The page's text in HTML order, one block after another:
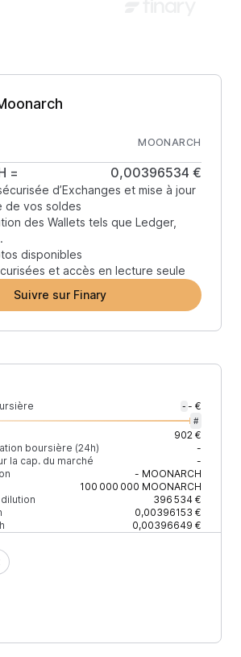
MOONARCH
= 0,00396534 €
d’Exchanges et mise à jour
de vos soldes
des Wallets tels que Ledger,
disponibles
et accès en lecture seule
Suivre sur Finary
- - €
#
902 €
boursière (24h)
-
la cap. du marché
-
- MOONARCH
100 000 000 MOONARCH
396 534 €
0,00396153 €
0,00396649 €